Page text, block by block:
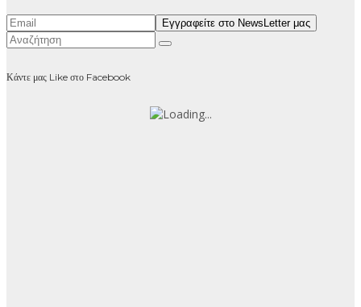
Κάντε μας Like στο Facebook